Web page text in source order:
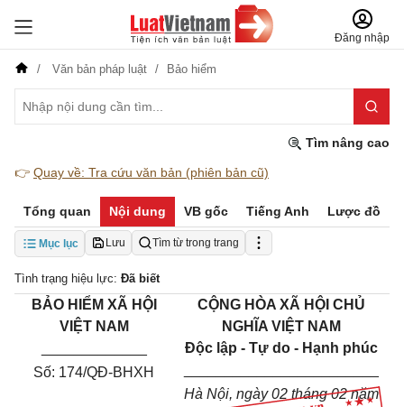
Đăng nhập
Văn bản pháp luật Bảo hiểm
Tìm nâng cao
👉 Quay về: Tra cứu văn bản (phiên bản cũ)
Tổng quan Nội dung VB gốc Tiếng Anh Lược đồ
Mục lục Lưu Tìm từ trong trang
Tình trạng hiệu lực: Đã biết
BẢO HIỂM XÃ HỘI
VIỆT NAM
Số: 174/QĐ-BHXH
CỘNG HÒA XÃ HỘI CHỦ
NGHĨA VIỆT NAM
Độc lập - Tự do - Hạnh phúc
Hà Nội, ngày02 tháng02năm